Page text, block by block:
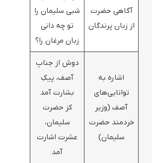
آگاهی حضرت
از زبان پرندگان
شبی سلیمان را
تو چه دانی
زبان مرغان را؟
اشاره به
توانایی‌های
آصف (وزیر
خردمند حضرت
سلیمان)
دوش از جنابِ
آصف، پیکِ
بشارت آمد
کز حضرت
سلیمان،
عشرت اشارت
آمد